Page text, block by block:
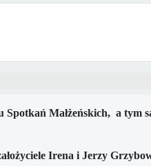
Małżeńskich, a tym
Irena i Jerzy